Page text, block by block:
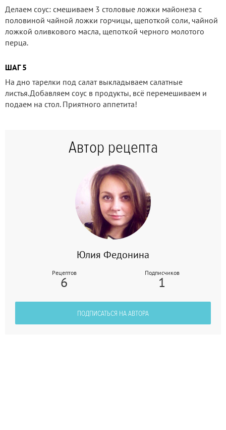
Делаем соус: смешиваем 3 столовые ложки майонеза с
половиной чайной ложки горчицы, щепоткой соли, чайной
ложкой оливкового масла, щепоткой черного молотого
перца.
ШАГ 5
На дно тарелки под салат выкладываем салатные
листья.Добавляем соус в продукты, всё перемешиваем и
подаем на стол. Приятного аппетита!
Автор рецепта
Юлия Федонина
Рецептов
6
Подписчиков
1
ПОДПИСАТЬСЯ НА АВТОРА